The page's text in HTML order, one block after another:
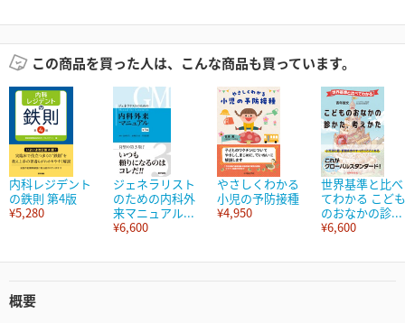
この商品を買った人は、こんな商品も買っています。
内科レジデント
の鉄則 第4版
¥5,280
ジェネラリスト
のための内科外
来マニュアル...
¥6,600
やさしくわかる
小児の予防接種
¥4,950
世界基準と比べ
てわかる こども
のおなかの診...
¥6,600
概要